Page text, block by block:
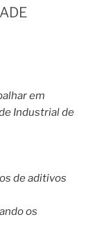
em
Industrial de
de aditivos
os